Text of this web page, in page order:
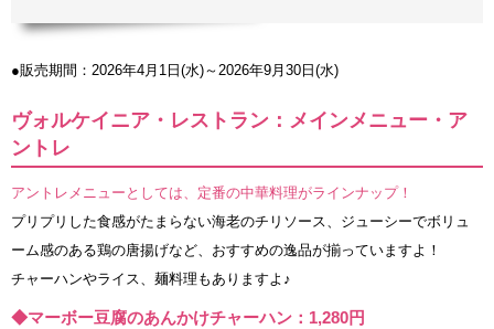
●販売期間：2026年4月1日(水)～2026年9月30日(水)
ヴォルケイニア・レストラン：メインメニュー・ア
ントレ
アントレメニューとしては、定番の中華料理がラインナップ！
プリプリした食感がたまらない海老のチリソース、ジューシーでボリュ
ーム感のある鶏の唐揚げなど、おすすめの逸品が揃っていますよ！
チャーハンやライス、麺料理もありますよ♪
◆マーボー豆腐のあんかけチャーハン：1,280円